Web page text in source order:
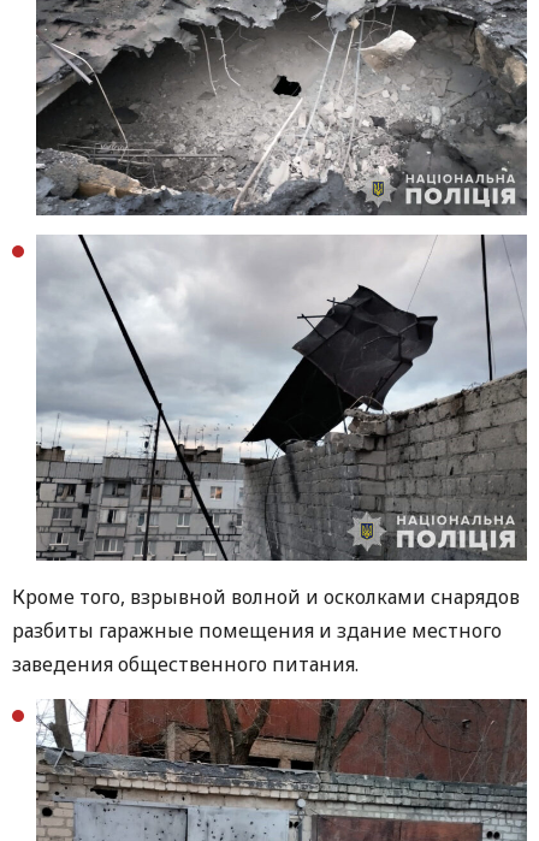
Кроме того, взрывной волной и осколками снарядов
разбиты гаражные помещения и здание местного
заведения общественного питания.